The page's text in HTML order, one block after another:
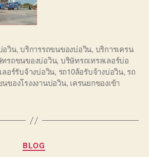
อวิน,บริการรถขนของบ่อวิน, บริการเครน
รถขนของบ่อวิน, บริษัทรถเทรลเลอร์บ่อ
ลอร์รับจ้างบ่อวิน, รถ10ล้อรับจ้างบ่อวิน, รถ
นของโรงงงานบ่อวิน, เครนยกของเข้า
Categories
BLOG